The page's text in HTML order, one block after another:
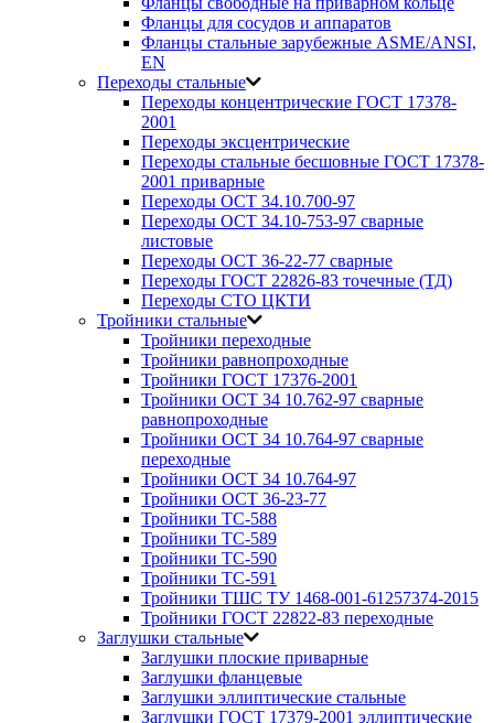
Фланцы для сосудов и аппаратов
Фланцы стальные зарубежные ASME/ANSI,
EN
Переходы стальные
Переходы концентрические ГОСТ 17378-
2001
Переходы эксцентрические
Переходы стальные бесшовные ГОСТ 17378-
2001 приварные
Переходы ОСТ 34.10.700-97
Переходы ОСТ 34.10-753-97 сварные
листовые
Переходы ОСТ 36-22-77 сварные
Переходы ГОСТ 22826-83 точечные (ТД)
Переходы СТО ЦКТИ
Тройники стальные
Тройники переходные
Тройники равнопроходные
Тройники ГОСТ 17376-2001
Тройники ОСТ 34 10.762-97 сварные
равнопроходные
Тройники ОСТ 34 10.764-97 сварные
переходные
Тройники ОСТ 34 10.764-97
Тройники ОСТ 36-23-77
Тройники ТС-588
Тройники ТС-589
Тройники ТС-590
Тройники ТС-591
Тройники ТШС ТУ 1468-001-61257374-2015
Тройники ГОСТ 22822-83 переходные
Заглушки стальные
Заглушки плоские приварные
Заглушки фланцевые
Заглушки эллиптические стальные
Заглушки ГОСТ 17379-2001 эллиптические